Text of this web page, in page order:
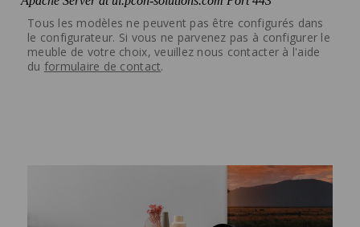
Tous les modèles ne peuvent pas être configurés dans
le configurateur. Si vous ne parvenez pas à configurer le
meuble de votre choix, veuillez nous contacter à l'aide
du formulaire de contact.